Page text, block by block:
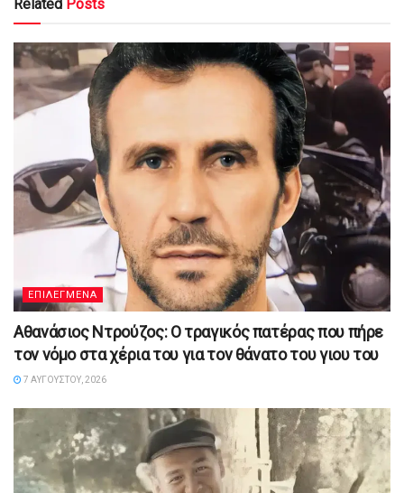
Related Posts
ΕΠΙΛΕΓΜΕΝΑ
Αθανάσιος Ντρούζος: Ο τραγικός πατέρας που πήρε
τον νόμο στα χέρια του για τον θάνατο του γιου του
7 ΑΥΓΟΎΣΤΟΥ, 2026